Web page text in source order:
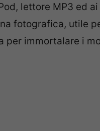
lettore MP3 ed
fotografica, utile
per immortalare i